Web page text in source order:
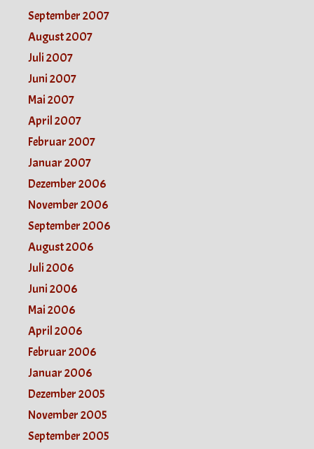
September 2007
August 2007
Juli 2007
Juni 2007
Mai 2007
April 2007
Februar 2007
Januar 2007
Dezember 2006
November 2006
September 2006
August 2006
Juli 2006
Juni 2006
Mai 2006
April 2006
Februar 2006
Januar 2006
Dezember 2005
November 2005
September 2005